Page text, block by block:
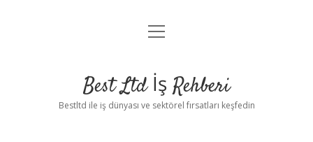
Anasayfa
Yasal Uyarı
menüyü
Best Ltd İş Rehberi
Bestltd ile iş dünyası ve sektörel fırsatları keşfedin